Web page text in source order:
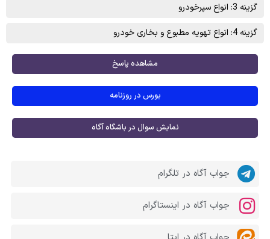
گزینه 3: انواع سپرخودرو
گزینه 4: انواع تهويه مطبوع و بخاری خودرو
مشاهده پاسخ
بورس در روزنامه
نمایش سوال در باشگاه آگاه
جواب آگاه در تلگرام
جواب آگاه در اینستاگرام